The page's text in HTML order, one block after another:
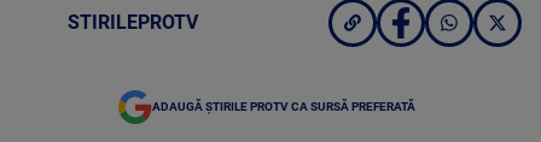
STIRILEPROTV
ADAUGĂ ȘTIRILE PROTV CA SURSĂ PREFERATĂ